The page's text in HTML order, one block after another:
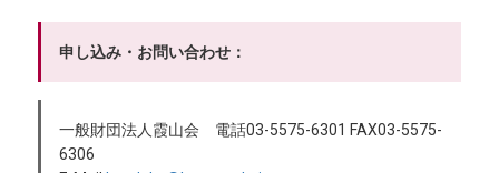
申し込み・お問い合わせ：
一般財団法人霞山会 電話03-5575-6301 FAX03-5575-
6306